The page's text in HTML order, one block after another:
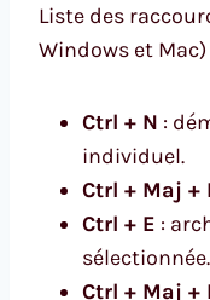
Liste des
Windows et Mac)
Ctrl + N :
individuel.
Ctrl + Maj +
Ctrl + E :
sélectionnée.
Ctrl + Maj +